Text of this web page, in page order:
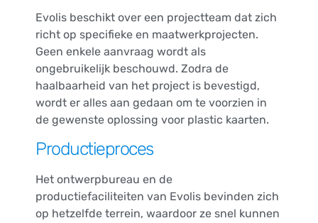
Evolis beschikt over een projectteam dat zich
richt op specifieke en maatwerkprojecten.
Geen enkele aanvraag wordt als
ongebruikelijk beschouwd. Zodra de
haalbaarheid van het project is bevestigd,
wordt er alles aan gedaan om te voorzien in
de gewenste oplossing voor plastic kaarten.
Productieproces
Het ontwerpbureau en de
productiefaciliteiten van Evolis bevinden zich
op hetzelfde terrein, waardoor ze snel kunnen